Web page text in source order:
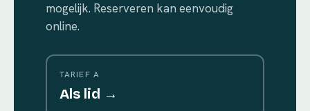
mogelijk. Reserveren kan eenvoudig
online.
TARIEF A
Als lid →